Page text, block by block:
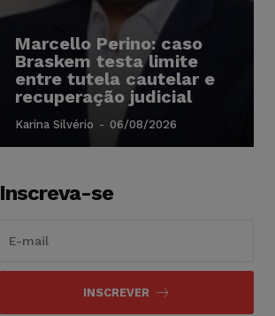
Marcello Perino: caso
Braskem testa limite
entre tutela cautelar e
recuperação judicial
Karina Silvério - 06/08/2026
Inscreva-se
INSCREVER